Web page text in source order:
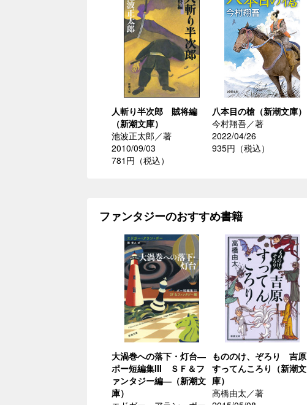
人斬り半次郎 賊将編
（新潮文庫）
池波正太郎／著
2010/09/03
781円（税込）
八本目の槍（新潮文庫）
今村翔吾／著
2022/04/26
935円（税込）
ファンタジーのおすすめ書籍
大渦巻への落下・灯台―
ポー短編集III ＳＦ＆フ
ァンタジー編―（新潮文
庫）
もののけ、ぞろり 吉原
すってんころり（新潮文
庫）
高橋由太／著